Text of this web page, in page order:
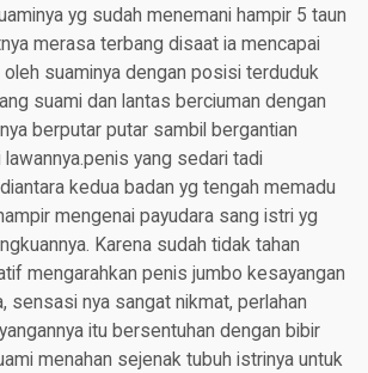
yg sudah menemani hampir 5 taun
merasa terbang disaat ia mencapai
suaminya dengan posisi terduduk
suami dan lantas berciuman dengan
berputar putar sambil bergantian
yang sedari tadi
kedua badan yg tengah memadu
mengenai payudara sang istri yg
Karena sudah tidak tahan
mengarahkan penis jumbo kesayangan
sensasi nya sangat nikmat, perlahan
itu bersentuhan dengan bibir
menahan sejenak tubuh istrinya untuk